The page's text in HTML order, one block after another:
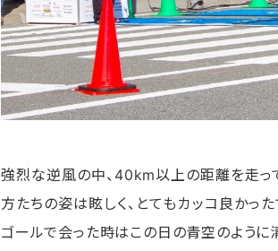
強烈な逆風の中、40km以上の距離を走っ
方たちの姿は眩しく、とてもカッコ良かっ
ゴールで会った時はこの日の青空のように